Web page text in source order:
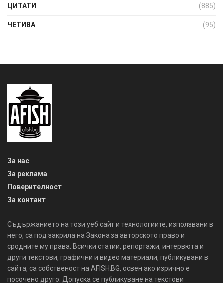
ЦИТАТИ (885)
ЧЕТИВА (95)
За нас
За реклама
Поверителност
За контакт
Съдържанието на този уеб сайт и технологиите, използвани в
него, са под закрила на Закона за авторското право и
сродните му права. Всички статии, репортажи, интервюта и
други текстови, графични и видео материали, публикувани в
сайта, са собственост на AFISH.BG, освен ако изрично е
посочено друго. Допуска се публикуване на текстови